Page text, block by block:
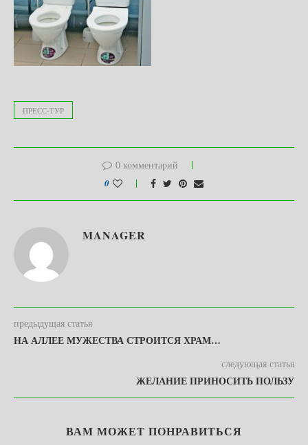
ПРЕСС-ТУР
0 комментарий
0
MANAGER
предыдущая статья
НА АЛЛЕЕ МУЖЕСТВА СТРОИТСЯ ХРАМ…
следующая статья
ЖЕЛАНИЕ ПРИНОСИТЬ ПОЛЬЗУ
ВАМ МОЖЕТ ПОНРАВИТЬСЯ